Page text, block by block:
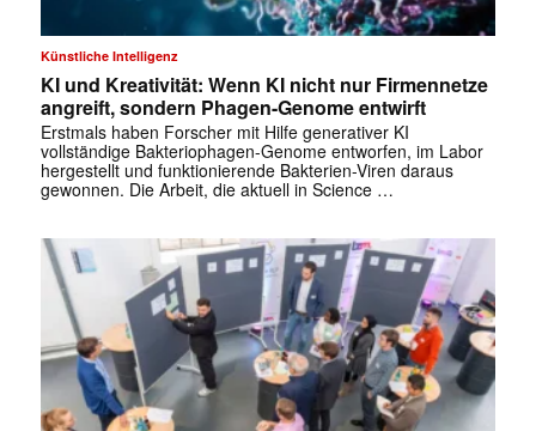
Künstliche Intelligenz
KI und Kreativität: Wenn KI nicht nur Firmennetze
angreift, sondern Phagen-Genome entwirft
Erstmals haben Forscher mit Hilfe generativer KI
vollständige Bakteriophagen-Genome entworfen, im Labor
hergestellt und funktionierende Bakterien-Viren daraus
gewonnen. Die Arbeit, die aktuell in Science …